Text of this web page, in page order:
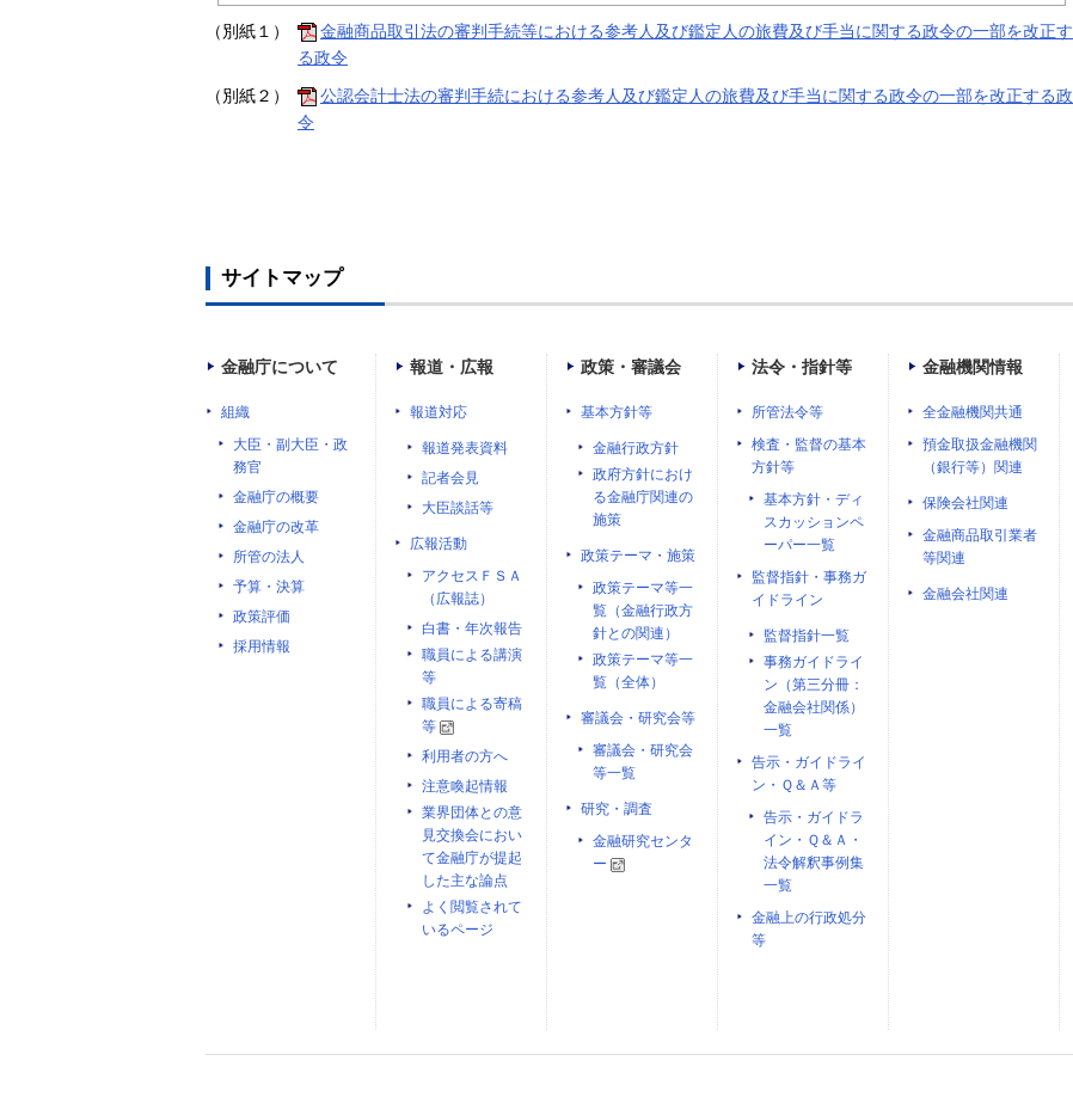
（別紙１）
金融商品取引法の審判手続等における参考人及び鑑定人の旅費及び手当に関する政令の一部を改正す
る政令
（別紙２）
公認会計士法の審判手続における参考人及び鑑定人の旅費及び手当に関する政令の一部を改正する政
令
サイトマップ
金融庁について
組織
大臣・副大臣・政
務官
金融庁の概要
金融庁の改革
所管の法人
予算・決算
政策評価
採用情報
報道・広報
報道対応
報道発表資料
記者会見
大臣談話等
広報活動
アクセスＦＳＡ
（広報誌）
白書・年次報告
職員による講演
等
職員による寄稿
等
利用者の方へ
注意喚起情報
業界団体との意
見交換会におい
て金融庁が提起
した主な論点
よく閲覧されて
いるページ
政策・審議会
基本方針等
金融行政方針
政府方針におけ
る金融庁関連の
施策
政策テーマ・施策
政策テーマ等一
覧（金融行政方
針との関連）
政策テーマ等一
覧（全体）
審議会・研究会等
審議会・研究会
等一覧
研究・調査
金融研究センタ
ー
法令・指針等
所管法令等
検査・監督の基本
方針等
基本方針・ディ
スカッションペ
ーパー一覧
監督指針・事務ガ
イドライン
監督指針一覧
事務ガイドライ
ン（第三分冊：
金融会社関係）
一覧
告示・ガイドライ
ン・Ｑ＆Ａ等
告示・ガイドラ
イン・Ｑ＆Ａ・
法令解釈事例集
一覧
金融上の行政処分
等
金融機関情報
全金融機関共通
預金取扱金融機関
（銀行等）関連
保険会社関連
金融商品取引業者
等関連
金融会社関連